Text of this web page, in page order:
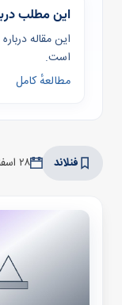
این مطلب
این مقاله
است.
مطالعهٔ کامل
فنلاند ۲۸ اسفند ۱۴۰۴